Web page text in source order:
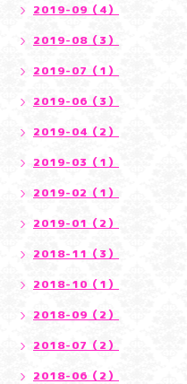
2019-09（4）
2019-08（3）
2019-07（1）
2019-06（3）
2019-04（2）
2019-03（1）
2019-02（1）
2019-01（2）
2018-11（3）
2018-10（1）
2018-09（2）
2018-07（2）
2018-06（2）